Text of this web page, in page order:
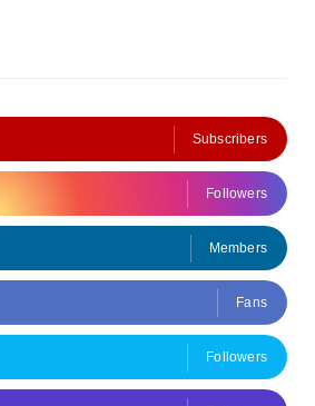
Subscribers
Followers
Members
Fans
Followers